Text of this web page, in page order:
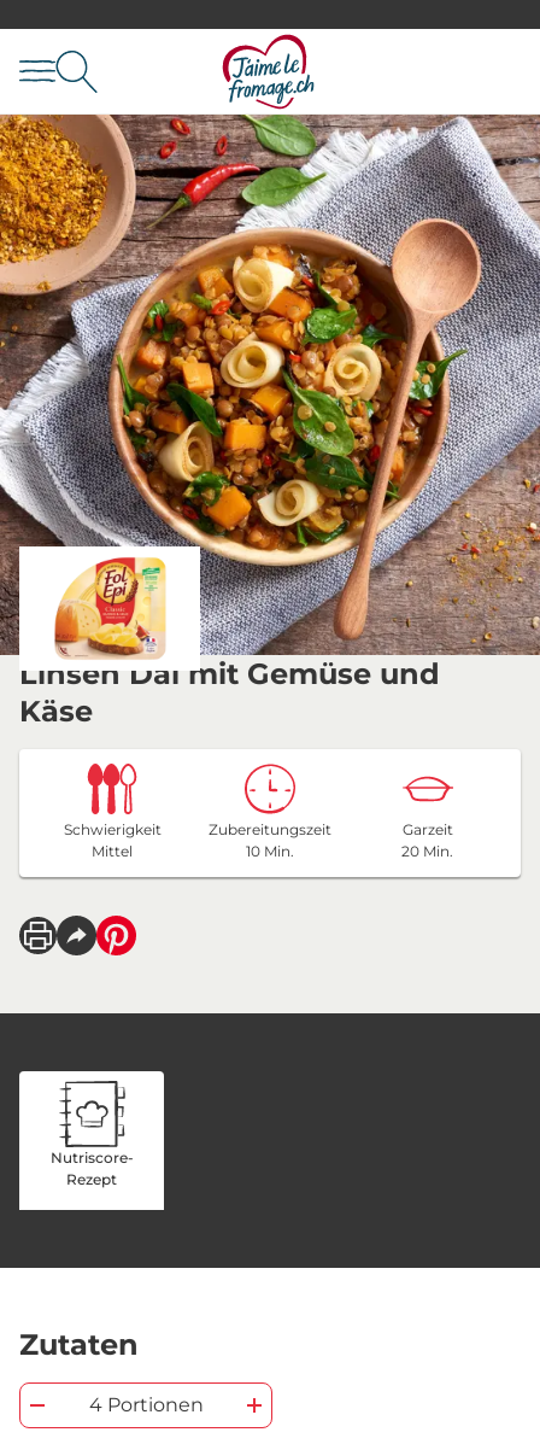
Linsen Dal mit Gemüse und
Käse
Schwierigkeit
Mittel
Zubereitungszeit
10 Min.
Garzeit
20 Min.
Nutriscore-
Rezept
Zutaten
4 Portionen